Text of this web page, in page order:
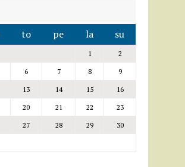
to pe la su
1
2
6 7 8
9
13 14 15
16
20 21 22
23
27 28 29
30